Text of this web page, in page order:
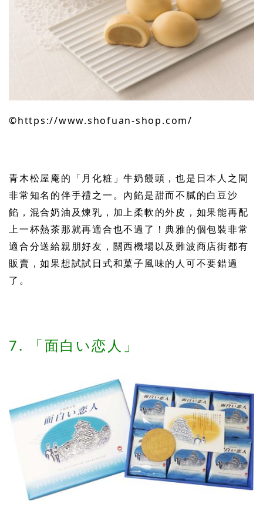
©︎https://www.shofuan-shop.com/
青木松屋庵的「月化粧」牛奶饅頭，也是日本人之間
非常知名的伴手禮之一。 內餡是甜而不膩的白豆沙
餡，混合奶油及煉乳，加上柔軟的外皮，如果能再配
上一杯熱茶那就再適合也不過了！典雅的個包裝非常
適合分送給親朋好友，關西機場以及難波商店街都有
販賣，如果想試試日式和菓子風味的人可不要錯過
了。
7. 「面白い恋人」